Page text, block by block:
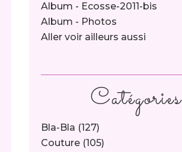
Catégories
Bla-Bla (127)
Couture (105)
Album - Ecosse-2011-bis
Album - Photos
Aller voir ailleurs aussi